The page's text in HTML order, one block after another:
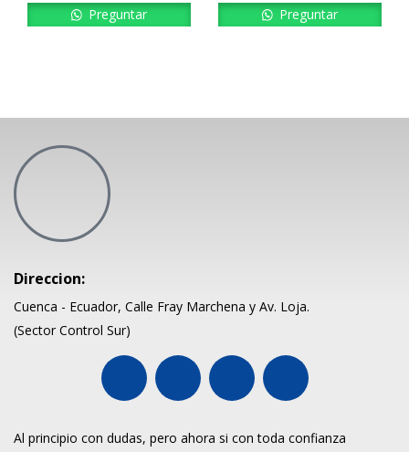
Preguntar Preguntar
Direccion:
Cuenca - Ecuador, Calle Fray Marchena y Av. Loja.
(Sector Control Sur)
Al principio con dudas, pero ahora si con toda confianza